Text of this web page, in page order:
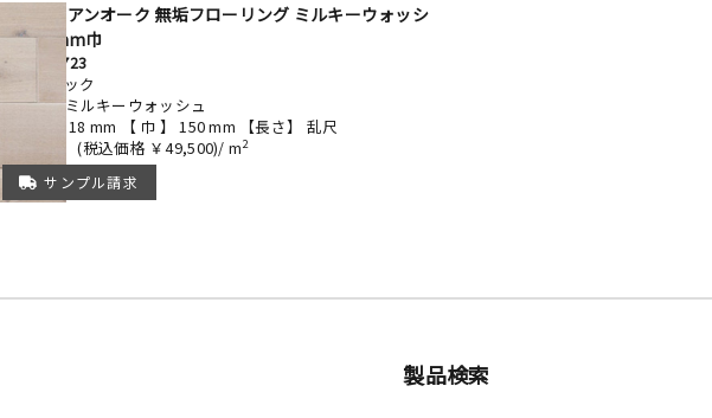
ヨーロピアンオーク 無垢フローリング ミルキーウォッシ
ュ 150mm巾
FEKR35-723
ラスティック
ウレタンミルキーウォッシュ
【厚み】 18 mm 【 巾 】 150 mm 【長さ】 乱尺
(税込価格 ￥49,500)/ m2
サンプル請求
製品検索